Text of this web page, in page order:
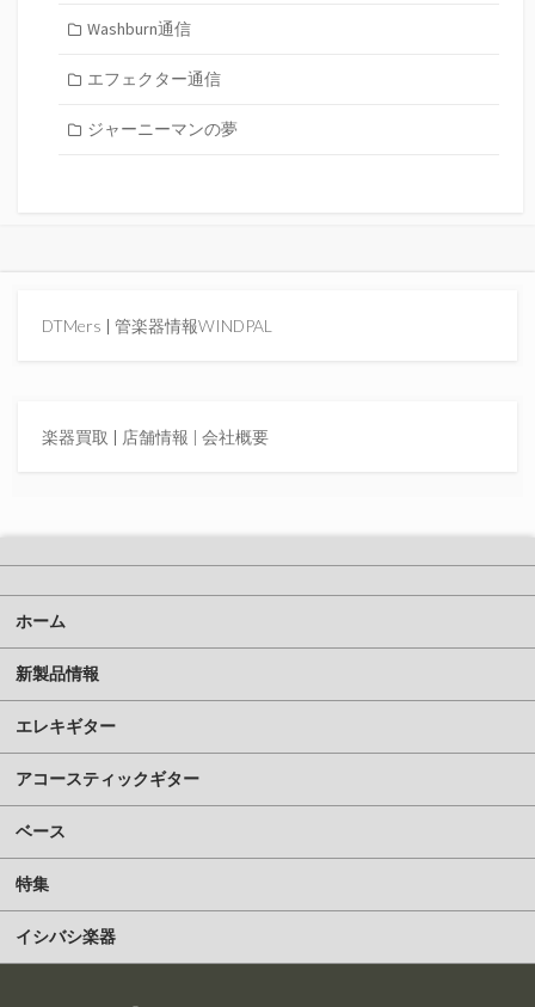
Washburn通信
エフェクター通信
ジャーニーマンの夢
DTMers | 管楽器情報WINDPAL
楽器買取 | 店舗情報 | 会社概要
ホーム
新製品情報
エレキギター
アコースティックギター
ベース
特集
イシバシ楽器